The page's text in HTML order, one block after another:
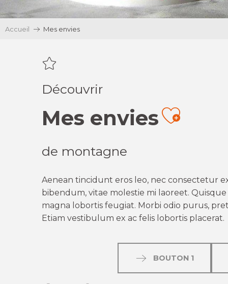
Accueil Mes envies
Découvrir
Mes envies
de montagne
Aenean tincidunt eros leo, nec consectetur
bibendum, vitae molestie mi laoreet.
magna lobortis feugiat. Morbi odio purus,
Etiam vestibulum ex ac felis lobortis placerat.
BOUTON 1